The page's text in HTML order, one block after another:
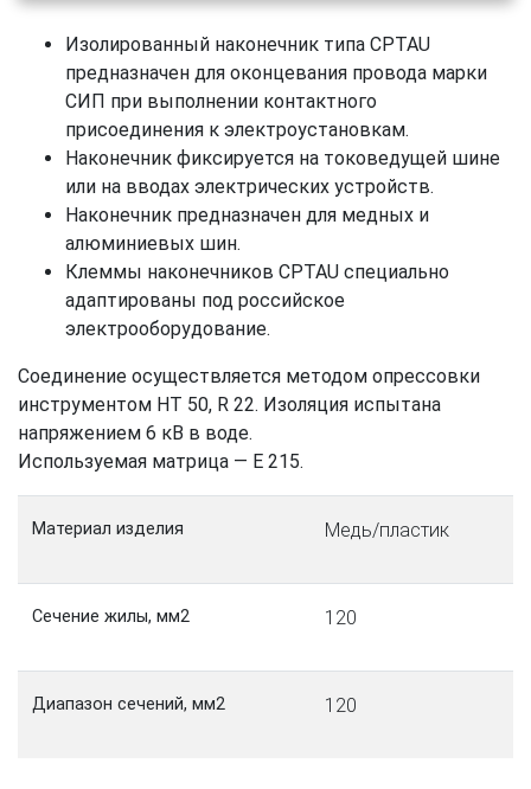
Изолированный наконечник типа CPTAU
предназначен для оконцевания провода марки
СИП при выполнении контактного
присоединения к электроустановкам.
Наконечник фиксируется на токоведущей шине
или на вводах электрических устройств.
Наконечник предназначен для медных и
алюминиевых шин.
Клеммы наконечников CPTAU специально
адаптированы под российское
электрооборудование.
Соединение осуществляется методом опрессовки
инструментом HT 50, R 22. Изоляция испытана
напряжением 6 кВ в воде.
Используемая матрица — Е 215.
Материал изделия Медь/пластик
Сечение жилы, мм2 120
Диапазон сечений, мм2 120